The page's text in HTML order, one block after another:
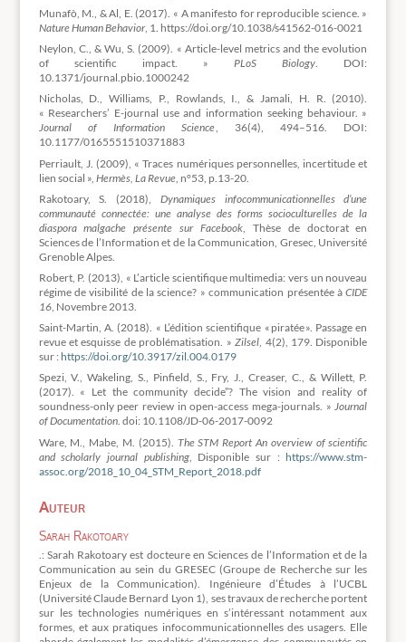
Munafò, M., & Al, E. (2017). « A manifesto for reproducible science. »
Nature Human Behavior, 1. https://doi.org/10.1038/s41562-016-0021
Neylon, C., & Wu, S. (2009). « Article-level metrics and the evolution
of scientific impact. »PLoS Biology. DOI:
10.1371/journal.pbio.1000242
Nicholas, D., Williams, P., Rowlands, I., & Jamali, H. R. (2010).
« Researchers’ E-journal use and information seeking behaviour. »
Journal of Information Science, 36(4), 494–516. DOI:
10.1177/0165551510371883
Perriault, J. (2009), « Traces numériques personnelles, incertitude et
lien social », Hermès, La Revue, n°53, p.13-20.
Rakotoary, S. (2018), Dynamiques infocommunicationnelles d’une
communauté connectée: une analyse des forms socioculturelles de la
diaspora malgache présente sur Facebook , Thèse de doctorat en
Sciences de l’Information et de la Communication, Gresec, Université
Grenoble Alpes.
Robert, P. (2013), « L’article scientifique multimedia: vers un nouveau
régime de visibilité de la science? » communication présentée àCIDE
16, Novembre 2013.
Saint-Martin, A. (2018). « L’édition scientifique « piratée ». Passage en
revue et esquisse de problématisation. »Zilsel, 4(2), 179. Disponible
sur : https://doi.org/10.3917/zil.004.0179
Spezi, V., Wakeling, S., Pinfield, S., Fry, J., Creaser, C., & Willett, P.
(2017). « Let the community decide”? The vision and reality of
soundness-only peer review in open-access mega-journals. »Journal
of Documentation. doi: 10.1108/JD-06-2017-0092
Ware, M., Mabe, M. (2015). The STM Report An overview of scientific
and scholarly journal publishing, Disponible sur :https://www.stm-
assoc.org/2018_10_04_STM_Report_2018.pdf
Auteur
Sarah Rakotoary
.: Sarah Rakotoary est docteure en Sciences de l’Information et de la
Communication au sein du GRESEC (Groupe de Recherche sur les
Enjeux de la Communication). Ingénieure d’Études à l’UCBL
(Université Claude Bernard Lyon 1), ses travaux de recherche portent
sur les technologies numériques en s’intéressant notamment aux
formes, et aux pratiques infocommunicationnelles des usagers. Elle